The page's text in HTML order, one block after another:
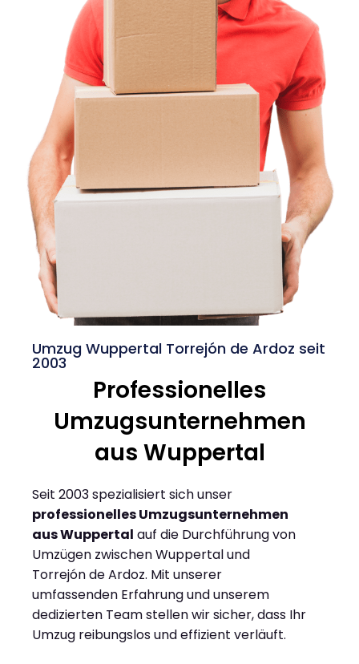
Umzug Wuppertal Torrejón de Ardoz seit
2003
Professionelles
Umzugsunternehmen
aus Wuppertal
Seit 2003 spezialisiert sich unser
professionelles Umzugsunternehmen
aus Wuppertal auf die Durchführung von
Umzügen zwischen Wuppertal und
Torrejón de Ardoz. Mit unserer
umfassenden Erfahrung und unserem
dedizierten Team stellen wir sicher, dass Ihr
Umzug reibungslos und effizient verläuft.